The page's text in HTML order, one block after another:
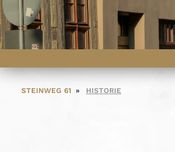
STEINWEG 61 HISTORIE